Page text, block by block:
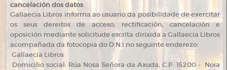
cancelación dos datos
Gallaecia Libros informa ao usuario da posibilidade de exercitar
os seus dereitos de acceso, rectificación, cancelación e
oposición mediante solicitude escrita dirixida a Gallaecia Libros
acompañada da fotocopia do D.N.I no seguinte enderezo:
Gallaecia Libros
Domicilio social: Rúa Nosa Señora da Axuda, C.P. 15200 - Noia